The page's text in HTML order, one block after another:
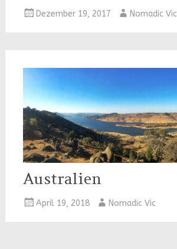
Dezember 19, 2017 Nomadic Vic
Australien
April 19, 2018 Nomadic Vic